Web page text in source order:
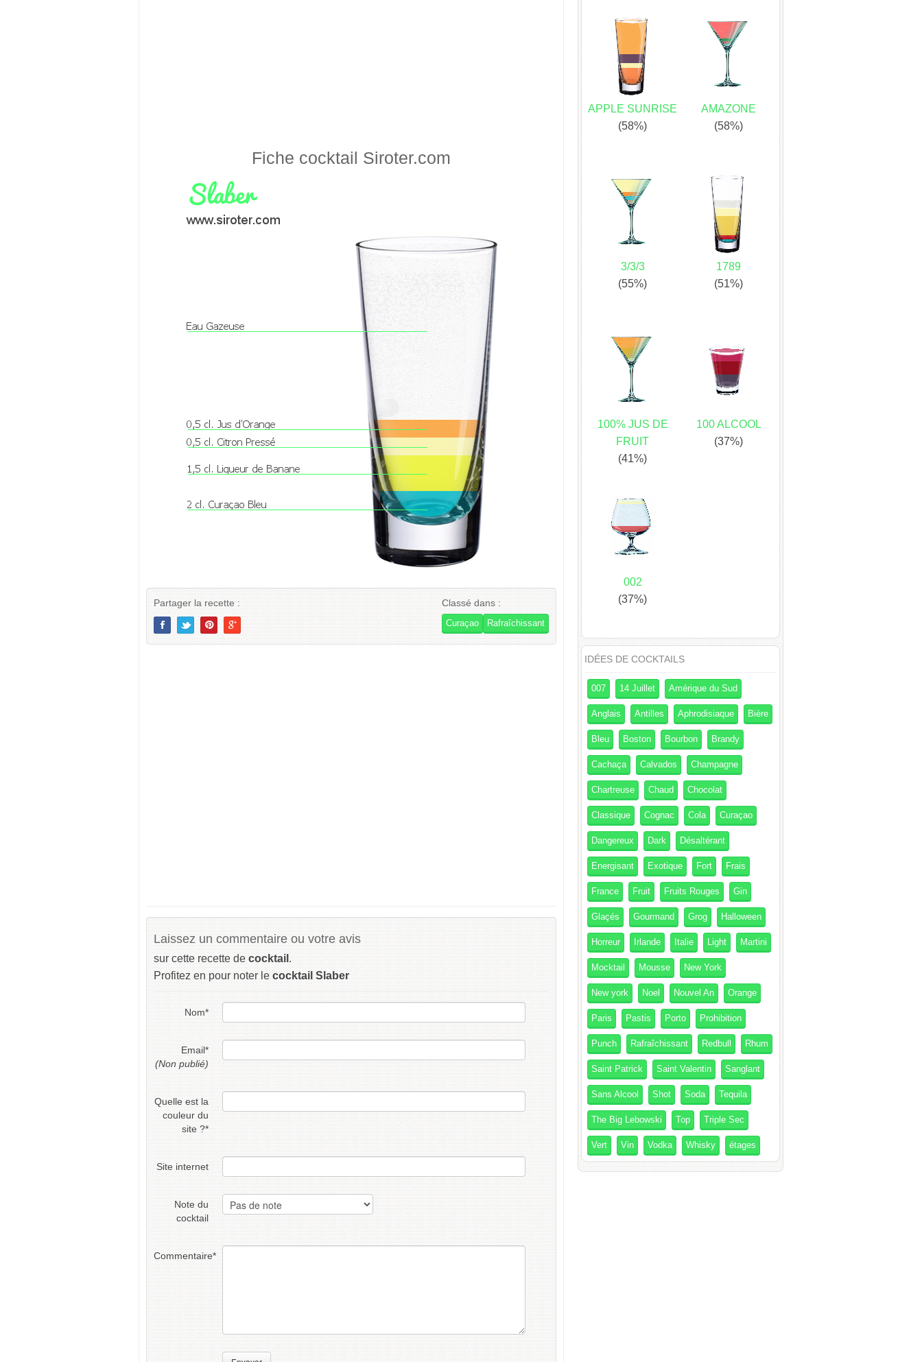
Fiche cocktail Siroter.com
Partager la recette : Classé dans :
Curaçao Rafraîchissant
Laissez un commentaire ou votre avis
sur cette recette de cocktail .
Profitez en pour noter le cocktail Slaber
Nom*
Email*
(Non publié)
Quelle est la
couleur du
site ?*
Site internet
Note du
cocktail
Commentaire*
APPLE SUNRISE
(58%)
AMAZONE
(58%)
3/3/3
(55%)
1789
(51%)
100% JUS DE
FRUIT
(41%)
100 ALCOOL
(37%)
002
(37%)
IDÉES DE COCKTAILS
007 14 Juillet Amérique du Sud
Anglais Antilles Aphrodisiaque Bière
Bleu Boston Bourbon Brandy
Cachaça Calvados Champagne
Chartreuse Chaud Chocolat
Classique Cognac Cola Curaçao
Dangereux Dark Désaltérant
Energisant Exotique Fort Frais
France Fruit Fruits Rouges Gin
Glaçés Gourmand Grog Halloween
Horreur Irlande Italie Light Martini
Mocktail Mousse New York
New york Noel Nouvel An Orange
Paris Pastis Porto Prohibition
Punch Rafraîchissant Redbull Rhum
Saint Patrick Saint Valentin Sanglant
Sans Alcool Shot Soda Tequila
The Big Lebowski Top Triple Sec
Vert Vin Vodka Whisky étages